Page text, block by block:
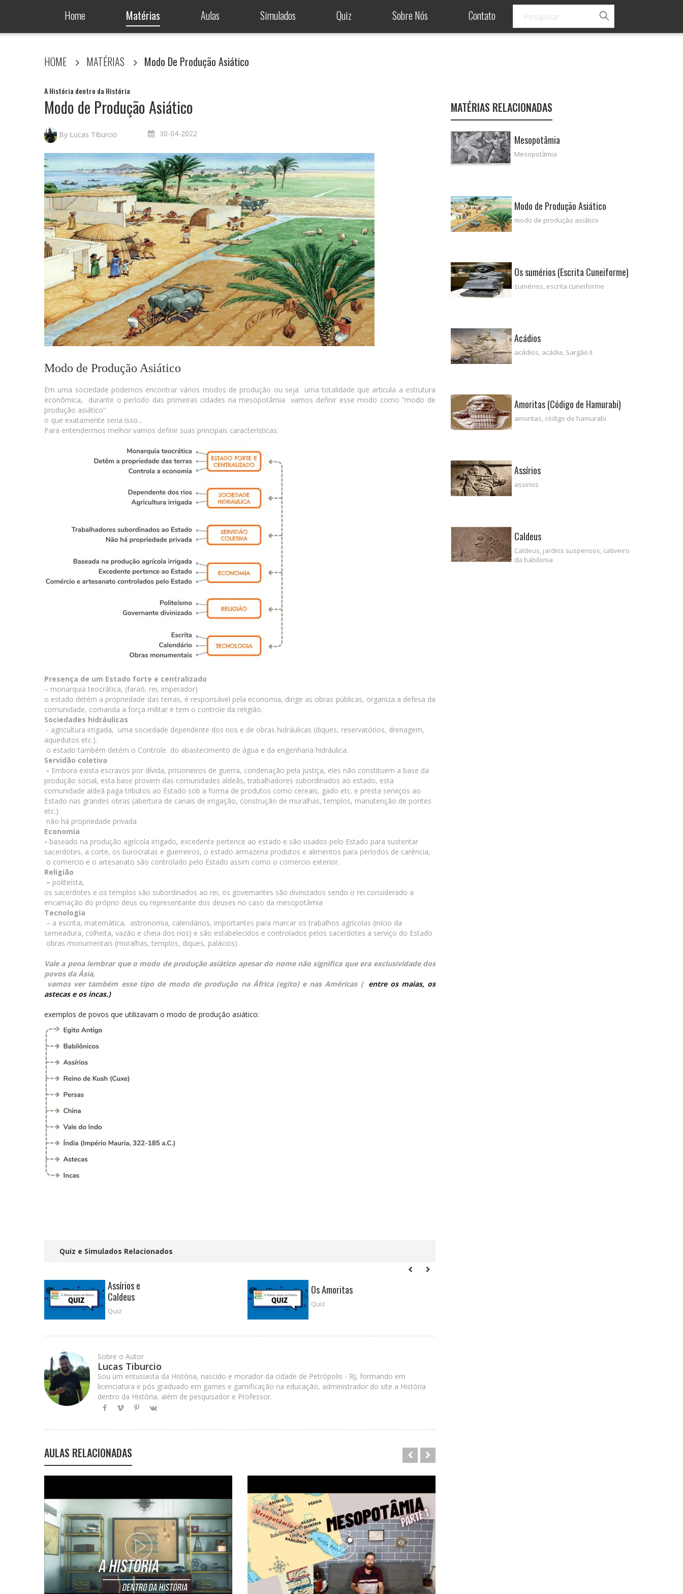
Home Matérias Aulas Simulados Quiz Sobre Nós Contato
HOME MATÉRIAS Modo De Produção Asiático
A História dentro da História
Modo de Produção Asiático
By Lucas Tiburcio 30-04-2022
Modo de Produção Asiático
Em uma sociedade podemos encontrar vários modos de produção ou seja uma totalidade que articula a estrutura
econômica, durante o período das primeiras cidades na mesopotâmia vamos definir esse modo como “modo de
produção asiático”
o que exatamente seria isso...
Para entendermos melhor vamos definir suas principais características:
Presença de um Estado forte e centralizado
– monarquia teocrática, (faraó, rei, imperador)
o estado detém a propriedade das terras, é responsável pela economia, dirige as obras públicas, organiza a defesa da
comunidade, comanda a força militar e tem o controle da religião.
Sociedades hidráulicas
- agricultura irrigada, uma sociedade dependente dos rios e de obras hidráulicas (diques, reservatórios, drenagem,
aquedutos etc.).
o estado também detém o Controle do abastecimento de água e da engenharia hidráulica.
Servidão coletiva
- Embora exista escravos por dívida, prisioneiros de guerra, condenação pela justiça, eles não constituem a base da
produção social, esta base provem das comunidades aldeãs, trabalhadores subordinados ao estado, esta
comunidade aldeã paga tributos ao Estado sob a forma de produtos como cereais, gado etc. e presta serviços ao
Estado nas grandes obras (abertura de canais de irrigação, construção de muralhas, templos, manutenção de pontes
etc.).
não há propriedade privada
Economia
- baseado na produção agrícola irrigado, excedente pertence ao estado e são usados pelo Estado para sustentar
sacerdotes, a corte, os burocratas e guerreiros, o estado armazena produtos e alimentos para períodos de carência,
o comercio e o artesanato são controlado pelo Estado assim como o comercio exterior.
Religião
– politeísta,
os sacerdotes e os templos são subordinados ao rei, os governantes são divinizados sendo o rei considerado a
encarnação do próprio deus ou representante dos deuses no caso da mesopotâmia
Tecnologia
– a escrita, matemática, astronomia, calendários, importantes para marcar os trabalhos agrícolas (início da
semeadura, colheita, vazão e cheia dos rios) e são estabelecidos e controlados pelos sacerdotes a serviço do Estado
obras monumentais (muralhas, templos, diques, palácios)
Vale a pena lembrar que o modo de produção asiático apesar do nome não significa que era exclusividade dos
povos da Ásia,
vamos ver também esse tipo de modo de produção na África (egito) e nas Américas (
entre os maias, os
astecas e os incas.)
exemplos de povos que utilizavam o modo de produção asiático:
Quiz e Simulados Relacionados
Assírios e
Caldeus
Quiz
Os Amoritas
Quiz
Sobre o Autor
Lucas Tiburcio
Sou um entusiasta da História, nascido e morador da cidade de Petrópolis - RJ, formando em
licenciatura e pós graduado em games e gamificação na educação, administrador do site a História
dentro da História, além de pesquisador e Professor.
AULAS RELACIONADAS
MATÉRIAS RELACIONADAS
Mesopotâmia
Mesopotâmia
Modo de Produção Asiático
modo de produção asiático
Os sumérios (Escrita Cuneiforme)
sumérios, escrita cuneiforme
Acádios
acádios, acádia, Sargão II
Amoritas (Código de Hamurabi)
amoritas, código de hamurabi
Assírios
assirios
Caldeus
Caldeus, jardins suspensos, cativeiro
da babilonia